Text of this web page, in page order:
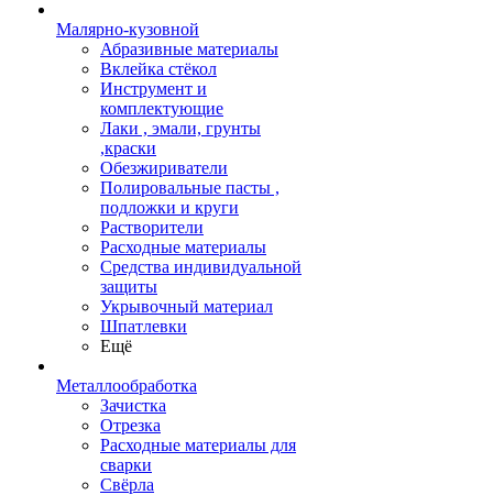
Малярно-кузовной
Абразивные материалы
Вклейка стёкол
Инструмент и
комплектующие
Лаки , эмали, грунты
,краски
Обезжириватели
Полировальные пасты ,
подложки и круги
Растворители
Расходные материалы
Средства индивидуальной
защиты
Укрывочный материал
Шпатлевки
Ещё
Металлообработка
Зачистка
Отрезка
Расходные материалы для
сварки
Свёрла